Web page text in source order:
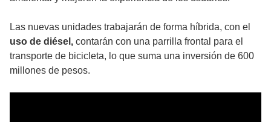
Las nuevas unidades trabajarán de forma híbrida, con el
uso de diésel, contarán con una parrilla frontal para el
transporte de bicicleta, lo que suma una inversión de 600
millones de pesos.